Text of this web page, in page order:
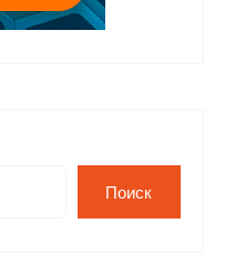
Поиск